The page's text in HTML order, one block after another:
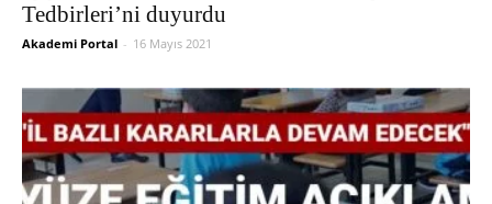
Tedbirleri’ni duyurdu
Akademi Portal - 16 Mayıs 2021